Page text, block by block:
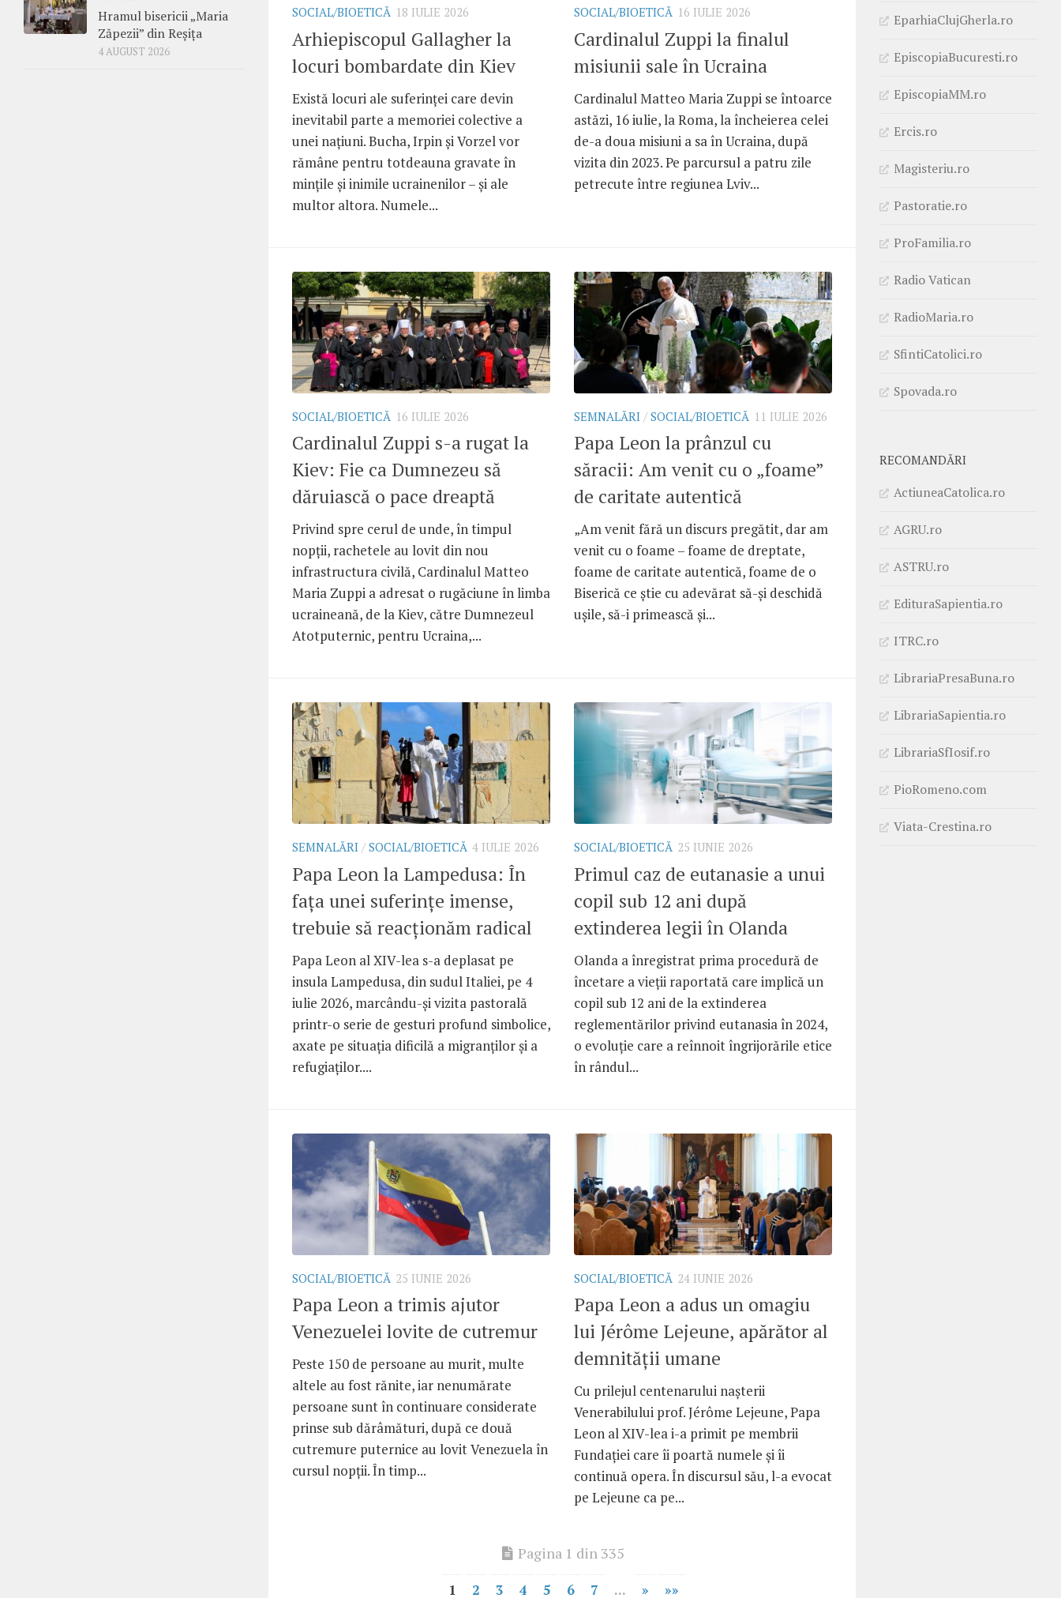
SOCIAL/BIOETICĂ 18 IULIE 2026
Arhiepiscopul Gallagher la
locuri bombardate din Kiev
Există locuri ale suferinței care devin
inevitabil parte a memoriei colective a
unei națiuni. Bucha, Irpin și Vorzel vor
rămâne pentru totdeauna gravate în
mințile și inimile ucrainenilor – și ale
multor altora. Numele...
SOCIAL/BIOETICĂ 16 IULIE 2026
Cardinalul Zuppi la finalul
misiunii sale în Ucraina
Cardinalul Matteo Maria Zuppi se întoarce
astăzi, 16 iulie, la Roma, la încheierea celei
de-a doua misiuni a sa în Ucraina, după
vizita din 2023. Pe parcursul a patru zile
petrecute între regiunea Lviv...
SOCIAL/BIOETICĂ 16 IULIE 2026
Cardinalul Zuppi s-a rugat la
Kiev: Fie ca Dumnezeu să
dăruiască o pace dreaptă
Privind spre cerul de unde, în timpul
nopții, rachetele au lovit din nou
infrastructura civilă, Cardinalul Matteo
Maria Zuppi a adresat o rugăciune în limba
ucraineană, de la Kiev, către Dumnezeul
Atotputernic, pentru Ucraina,...
SEMNALĂRI / SOCIAL/BIOETICĂ 11 IULIE 2026
Papa Leon la prânzul cu
săracii: Am venit cu o „foame”
de caritate autentică
„Am venit fără un discurs pregătit, dar am
venit cu o foame – foame de dreptate,
foame de caritate autentică, foame de o
Biserică ce știe cu adevărat să-și deschidă
ușile, să-i primească și...
SEMNALĂRI / SOCIAL/BIOETICĂ 4 IULIE 2026
Papa Leon la Lampedusa: În
fața unei suferințe imense,
trebuie să reacționăm radical
Papa Leon al XIV-lea s-a deplasat pe
insula Lampedusa, din sudul Italiei, pe 4
iulie 2026, marcându-și vizita pastorală
printr-o serie de gesturi profund simbolice,
axate pe situația dificilă a migranților și a
refugiaților....
SOCIAL/BIOETICĂ 25 IUNIE 2026
Primul caz de eutanasie a unui
copil sub 12 ani după
extinderea legii în Olanda
Olanda a înregistrat prima procedură de
încetare a vieții raportată care implică un
copil sub 12 ani de la extinderea
reglementărilor privind eutanasia în 2024,
o evoluție care a reînnoit îngrijorările etice
în rândul...
SOCIAL/BIOETICĂ 25 IUNIE 2026
Papa Leon a trimis ajutor
Venezuelei lovite de cutremur
Peste 150 de persoane au murit, multe
altele au fost rănite, iar nenumărate
persoane sunt în continuare considerate
prinse sub dărâmături, după ce două
cutremure puternice au lovit Venezuela în
cursul nopții. În timp...
SOCIAL/BIOETICĂ 24 IUNIE 2026
Papa Leon a adus un omagiu
lui Jérôme Lejeune, apărător al
demnității umane
Cu prilejul centenarului nașterii
Venerabilului prof. Jérôme Lejeune, Papa
Leon al XIV-lea i-a primit pe membrii
Fundației care îi poartă numele și îi
continuă opera. În discursul său, l-a evocat
pe Lejeune ca pe...
Pagina 1 din 335
1 2 3 4 5 6 7 ... » »»
Hramul bisericii „Maria
Zăpezii” din Reșița
4 AUGUST 2026
EparhiaClujGherla.ro
EpiscopiaBucuresti.ro
EpiscopiaMM.ro
Ercis.ro
Magisteriu.ro
Pastoratie.ro
ProFamilia.ro
Radio Vatican
RadioMaria.ro
SfintiCatolici.ro
Spovada.ro
RECOMANDĂRI
ActiuneaCatolica.ro
AGRU.ro
ASTRU.ro
EdituraSapientia.ro
ITRC.ro
LibrariaPresaBuna.ro
LibrariaSapientia.ro
LibrariaSfIosif.ro
PioRomeno.com
Viata-Crestina.ro